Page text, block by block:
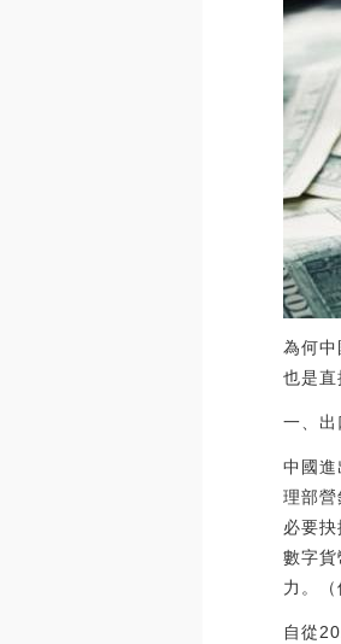
為何
也是直
一、出
中國
理部
必要
數字
力。
自從